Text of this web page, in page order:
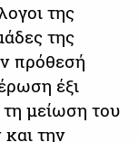
της
της
πρόθεσή
έξι
μείωση του
την